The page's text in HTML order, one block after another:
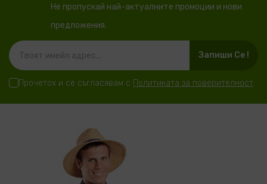
Не пропускай най-актуалните промоции и нови
предложения.
Запиши Се !
Прочетох и се съгласявам с Политиката за поверителност.